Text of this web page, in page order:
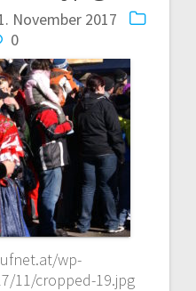
November 2017
0
wp-
11/cropped-19.jpg